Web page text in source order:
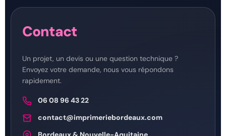
Contact
Un projet, un devis ou une question technique ?
Envoyez votre demande, nous vous répondons
rapidement.
06 08 96 43 22
contact@imprimeriebordeaux.com